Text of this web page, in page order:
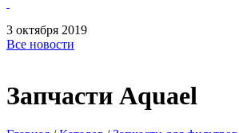
3 октября 2019
Все новости
Запчасти Aquael